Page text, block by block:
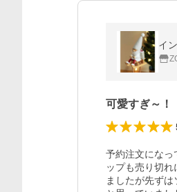
イ
可愛すぎ～！
予約注文になっ
ップも売り切
ましたが先ず